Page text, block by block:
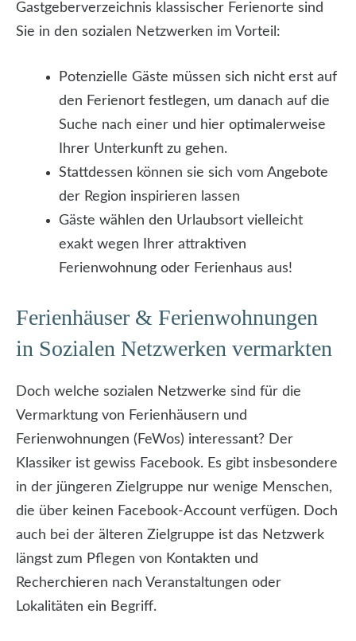
Gastgeberverzeichnis klassischer Ferienorte sind
Sie in den sozialen Netzwerken im Vorteil:
Potenzielle Gäste müssen sich nicht erst auf
den Ferienort festlegen, um danach auf die
Suche nach einer und hier optimalerweise
Ihrer Unterkunft zu gehen.
Stattdessen können sie sich vom Angebote
der Region inspirieren lassen
Gäste wählen den Urlaubsort vielleicht
exakt wegen Ihrer attraktiven
Ferienwohnung oder Ferienhaus aus!
Ferienhäuser & Ferienwohnungen
in Sozialen Netzwerken vermarkten
Doch welche sozialen Netzwerke sind für die
Vermarktung von Ferienhäusern und
Ferienwohnungen (FeWos) interessant? Der
Klassiker ist gewiss Facebook. Es gibt insbesondere
in der jüngeren Zielgruppe nur wenige Menschen,
die über keinen Facebook-Account verfügen. Doch
auch bei der älteren Zielgruppe ist das Netzwerk
längst zum Pflegen von Kontakten und
Recherchieren nach Veranstaltungen oder
Lokalitäten ein Begriff.